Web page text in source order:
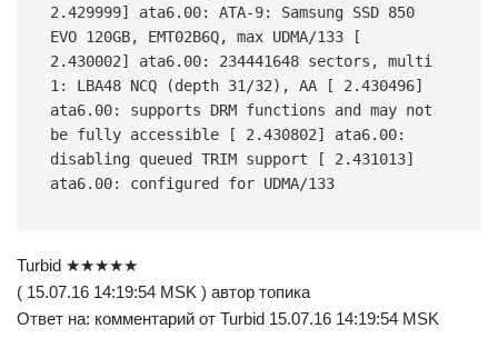
2.429999] ata6.00: ATA-9: Samsung SSD 850
EVO 120GB, EMT02B6Q, max UDMA/133 [
2.430002] ata6.00: 234441648 sectors, multi
1: LBA48 NCQ (depth 31/32), AA [ 2.430496]
ata6.00: supports DRM functions and may not
be fully accessible [ 2.430802] ata6.00:
disabling queued TRIM support [ 2.431013]
ata6.00: configured for UDMA/133
Turbid ★★★★★
( 15.07.16 14:19:54 MSK ) автор топика
Ответ на: комментарий от Turbid 15.07.16 14:19:54 MSK